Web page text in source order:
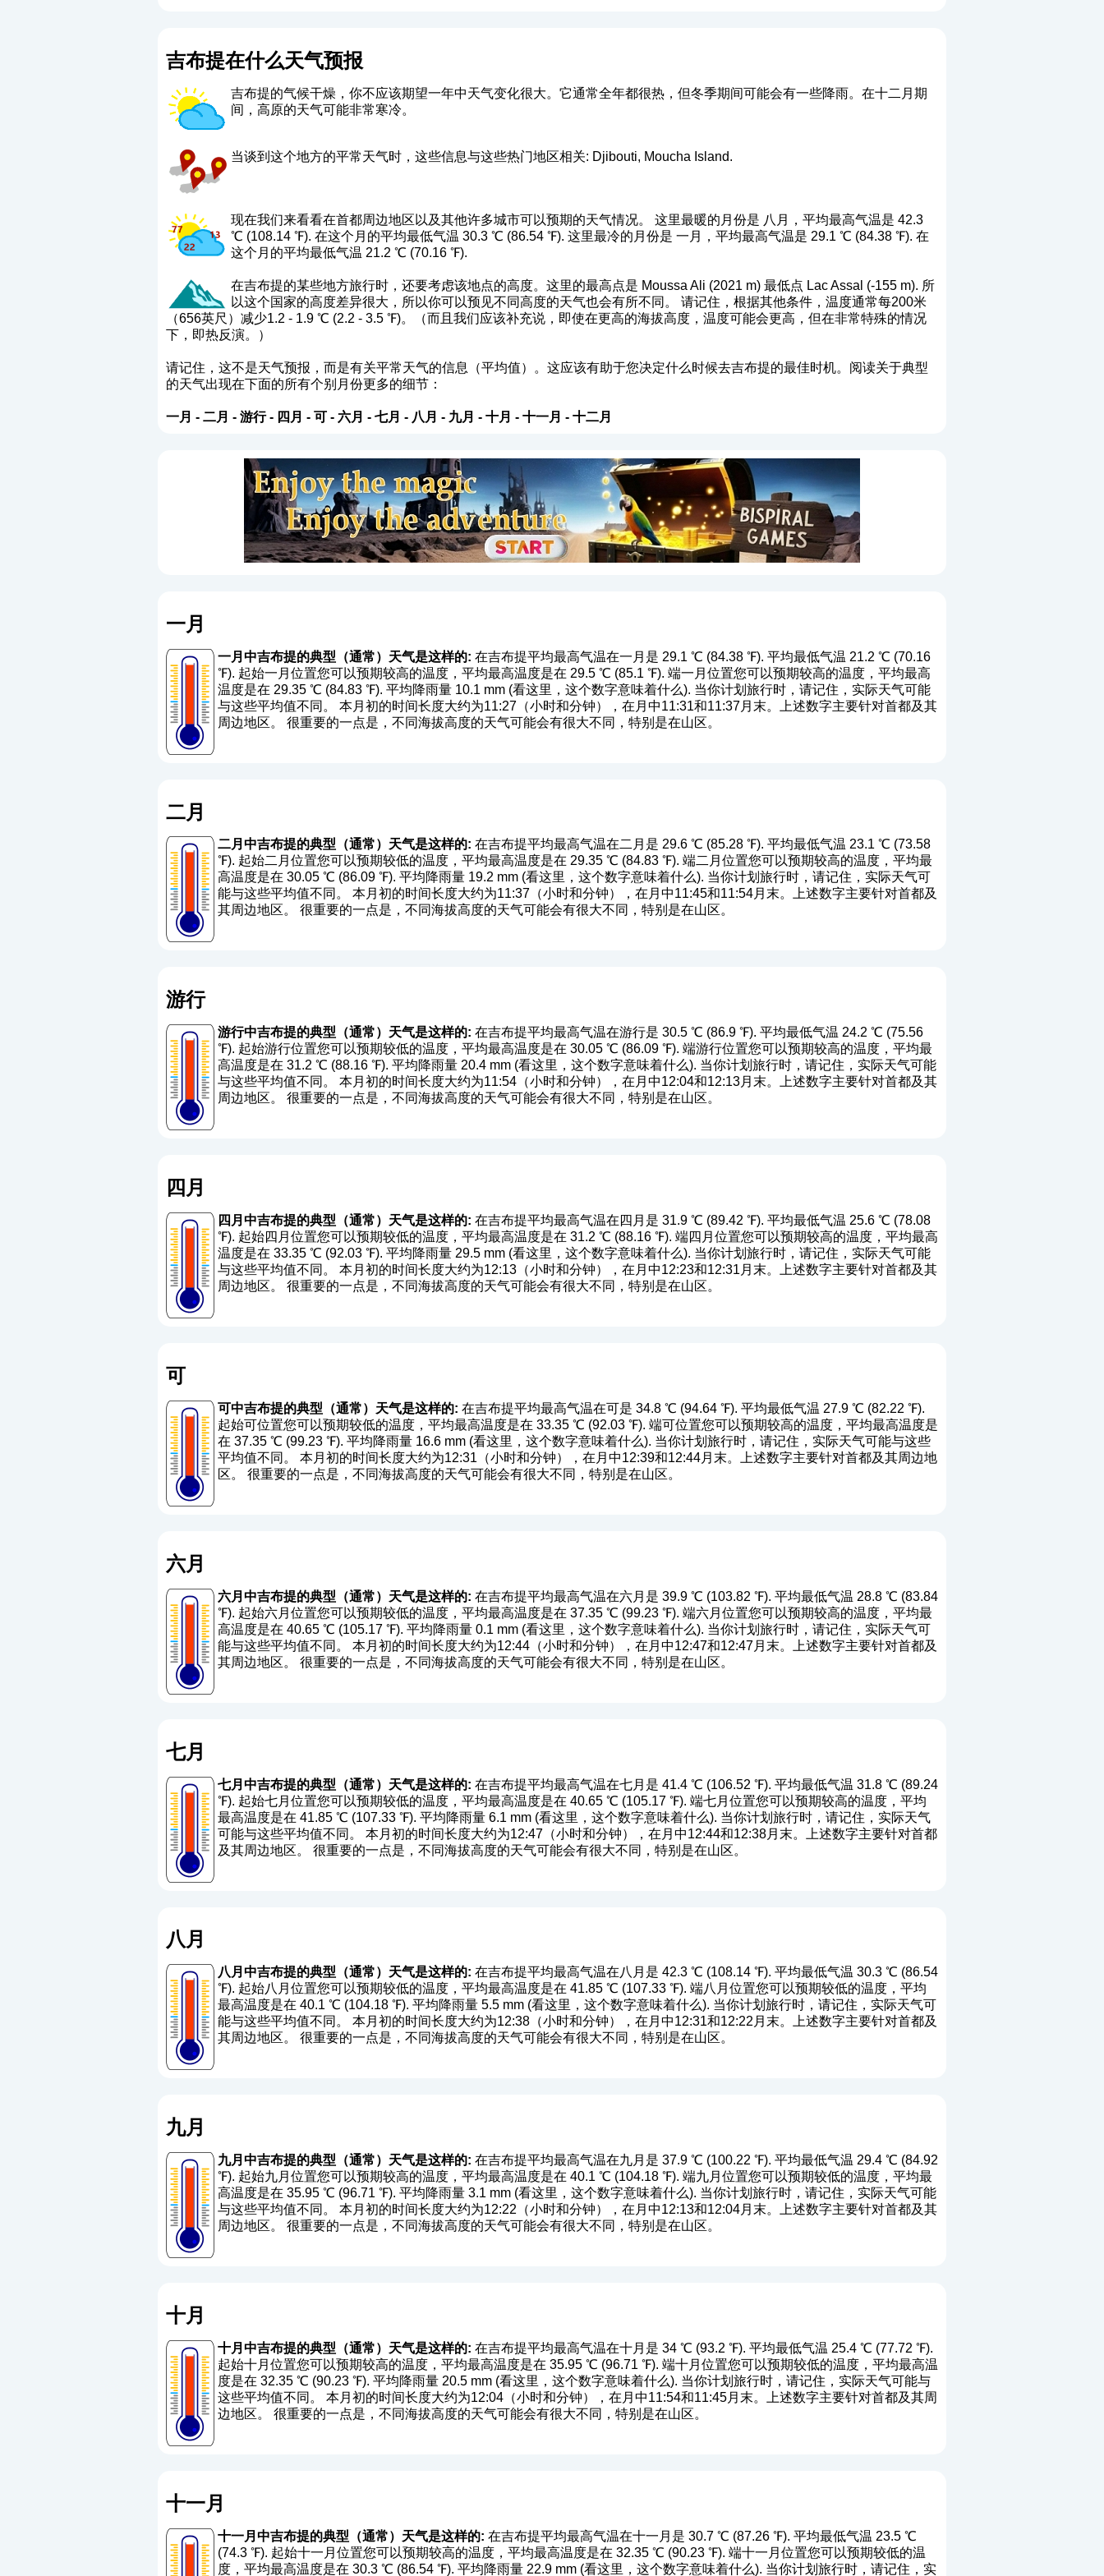
吉布提在什么天气预报
吉布提的气候干燥，你不应该期望一年中天气变化很大。它通常全年都很热，但冬季期间可能会有一些降雨。在十二月期
间，高原的天气可能非常寒冷。
当谈到这个地方的平常天气时，这些信息与这些热门地区相关: Djibouti, Moucha Island.
现在我们来看看在首都周边地区以及其他许多城市可以预期的天气情况。 这里最暖的月份是 八月，平均最高气温是 42.3
℃ (108.14 ℉). 在这个月的平均最低气温 30.3 ℃ (86.54 ℉). 这里最冷的月份是 一月，平均最高气温是 29.1 ℃ (84.38 ℉). 在
这个月的平均最低气温 21.2 ℃ (70.16 ℉).
在吉布提的某些地方旅行时，还要考虑该地点的高度。这里的最高点是 Moussa Ali (2021 m) 最低点 Lac Assal (-155 m). 所
以这个国家的高度差异很大，所以你可以预见不同高度的天气也会有所不同。 请记住，根据其他条件，温度通常每200米
（656英尺）减少1.2 - 1.9 ℃ (2.2 - 3.5 ℉)。（而且我们应该补充说，即使在更高的海拔高度，温度可能会更高，但在非常特殊的情况
下，即热反演。）
请记住，这不是天气预报，而是有关平常天气的信息（平均值）。这应该有助于您决定什么时候去吉布提的最佳时机。阅读关于典型
的天气出现在下面的所有个别月份更多的细节：
一月 - 二月 - 游行- 四月 - 可- 六月 - 七月 - 八月 - 九月 - 十月 - 十一月 - 十二月
一月
一月中吉布提的典型（通常）天气是这样的: 在吉布提平均最高气温在一月是 29.1 ℃ (84.38 ℉). 平均最低气温 21.2 ℃ (70.16
℉). 起始一月位置您可以预期较高的温度，平均最高温度是在 29.5 ℃ (85.1 ℉). 端一月位置您可以预期较高的温度，平均最高
温度是在 29.35 ℃ (84.83 ℉). 平均降雨量 10.1 mm (看这里，这个数字意味着什么). 当你计划旅行时，请记住，实际天气可能
与这些平均值不同。 本月初的时间长度大约为11:27（小时和分钟），在月中11:31和11:37月末。上述数字主要针对首都及其
周边地区。 很重要的一点是，不同海拔高度的天气可能会有很大不同，特别是在山区。
二月
二月中吉布提的典型（通常）天气是这样的: 在吉布提平均最高气温在二月是 29.6 ℃ (85.28 ℉). 平均最低气温 23.1 ℃ (73.58
℉). 起始二月位置您可以预期较低的温度，平均最高温度是在 29.35 ℃ (84.83 ℉). 端二月位置您可以预期较高的温度，平均最
高温度是在 30.05 ℃ (86.09 ℉). 平均降雨量 19.2 mm (看这里，这个数字意味着什么). 当你计划旅行时，请记住，实际天气可
能与这些平均值不同。 本月初的时间长度大约为11:37（小时和分钟），在月中11:45和11:54月末。上述数字主要针对首都及
其周边地区。 很重要的一点是，不同海拔高度的天气可能会有很大不同，特别是在山区。
游行
游行中吉布提的典型（通常）天气是这样的: 在吉布提平均最高气温在游行是 30.5 ℃ (86.9 ℉). 平均最低气温 24.2 ℃ (75.56
℉). 起始游行位置您可以预期较低的温度，平均最高温度是在 30.05 ℃ (86.09 ℉). 端游行位置您可以预期较高的温度，平均最
高温度是在 31.2 ℃ (88.16 ℉). 平均降雨量 20.4 mm (看这里，这个数字意味着什么). 当你计划旅行时，请记住，实际天气可能
与这些平均值不同。 本月初的时间长度大约为11:54（小时和分钟），在月中12:04和12:13月末。上述数字主要针对首都及其
周边地区。 很重要的一点是，不同海拔高度的天气可能会有很大不同，特别是在山区。
四月
四月中吉布提的典型（通常）天气是这样的: 在吉布提平均最高气温在四月是 31.9 ℃ (89.42 ℉). 平均最低气温 25.6 ℃ (78.08
℉). 起始四月位置您可以预期较低的温度，平均最高温度是在 31.2 ℃ (88.16 ℉). 端四月位置您可以预期较高的温度，平均最高
温度是在 33.35 ℃ (92.03 ℉). 平均降雨量 29.5 mm (看这里，这个数字意味着什么). 当你计划旅行时，请记住，实际天气可能
与这些平均值不同。 本月初的时间长度大约为12:13（小时和分钟），在月中12:23和12:31月末。上述数字主要针对首都及其
周边地区。 很重要的一点是，不同海拔高度的天气可能会有很大不同，特别是在山区。
可
可中吉布提的典型（通常）天气是这样的: 在吉布提平均最高气温在可是 34.8 ℃ (94.64 ℉). 平均最低气温 27.9 ℃ (82.22 ℉).
起始可位置您可以预期较低的温度，平均最高温度是在 33.35 ℃ (92.03 ℉). 端可位置您可以预期较高的温度，平均最高温度是
在 37.35 ℃ (99.23 ℉). 平均降雨量 16.6 mm (看这里，这个数字意味着什么). 当你计划旅行时，请记住，实际天气可能与这些
平均值不同。 本月初的时间长度大约为12:31（小时和分钟），在月中12:39和12:44月末。上述数字主要针对首都及其周边地
区。 很重要的一点是，不同海拔高度的天气可能会有很大不同，特别是在山区。
六月
六月中吉布提的典型（通常）天气是这样的: 在吉布提平均最高气温在六月是 39.9 ℃ (103.82 ℉). 平均最低气温 28.8 ℃ (83.84
℉). 起始六月位置您可以预期较低的温度，平均最高温度是在 37.35 ℃ (99.23 ℉). 端六月位置您可以预期较高的温度，平均最
高温度是在 40.65 ℃ (105.17 ℉). 平均降雨量 0.1 mm (看这里，这个数字意味着什么). 当你计划旅行时，请记住，实际天气可
能与这些平均值不同。 本月初的时间长度大约为12:44（小时和分钟），在月中12:47和12:47月末。上述数字主要针对首都及
其周边地区。 很重要的一点是，不同海拔高度的天气可能会有很大不同，特别是在山区。
七月
七月中吉布提的典型（通常）天气是这样的: 在吉布提平均最高气温在七月是 41.4 ℃ (106.52 ℉). 平均最低气温 31.8 ℃ (89.24
℉). 起始七月位置您可以预期较低的温度，平均最高温度是在 40.65 ℃ (105.17 ℉). 端七月位置您可以预期较高的温度，平均
最高温度是在 41.85 ℃ (107.33 ℉). 平均降雨量 6.1 mm (看这里，这个数字意味着什么). 当你计划旅行时，请记住，实际天气
可能与这些平均值不同。 本月初的时间长度大约为12:47（小时和分钟），在月中12:44和12:38月末。上述数字主要针对首都
及其周边地区。 很重要的一点是，不同海拔高度的天气可能会有很大不同，特别是在山区。
八月
八月中吉布提的典型（通常）天气是这样的: 在吉布提平均最高气温在八月是 42.3 ℃ (108.14 ℉). 平均最低气温 30.3 ℃ (86.54
℉). 起始八月位置您可以预期较低的温度，平均最高温度是在 41.85 ℃ (107.33 ℉). 端八月位置您可以预期较低的温度，平均
最高温度是在 40.1 ℃ (104.18 ℉). 平均降雨量 5.5 mm (看这里，这个数字意味着什么). 当你计划旅行时，请记住，实际天气可
能与这些平均值不同。 本月初的时间长度大约为12:38（小时和分钟），在月中12:31和12:22月末。上述数字主要针对首都及
其周边地区。 很重要的一点是，不同海拔高度的天气可能会有很大不同，特别是在山区。
九月
九月中吉布提的典型（通常）天气是这样的: 在吉布提平均最高气温在九月是 37.9 ℃ (100.22 ℉). 平均最低气温 29.4 ℃ (84.92
℉). 起始九月位置您可以预期较高的温度，平均最高温度是在 40.1 ℃ (104.18 ℉). 端九月位置您可以预期较低的温度，平均最
高温度是在 35.95 ℃ (96.71 ℉). 平均降雨量 3.1 mm (看这里，这个数字意味着什么). 当你计划旅行时，请记住，实际天气可能
与这些平均值不同。 本月初的时间长度大约为12:22（小时和分钟），在月中12:13和12:04月末。上述数字主要针对首都及其
周边地区。 很重要的一点是，不同海拔高度的天气可能会有很大不同，特别是在山区。
十月
十月中吉布提的典型（通常）天气是这样的: 在吉布提平均最高气温在十月是 34 ℃ (93.2 ℉). 平均最低气温 25.4 ℃ (77.72 ℉).
起始十月位置您可以预期较高的温度，平均最高温度是在 35.95 ℃ (96.71 ℉). 端十月位置您可以预期较低的温度，平均最高温
度是在 32.35 ℃ (90.23 ℉). 平均降雨量 20.5 mm (看这里，这个数字意味着什么). 当你计划旅行时，请记住，实际天气可能与
这些平均值不同。 本月初的时间长度大约为12:04（小时和分钟），在月中11:54和11:45月末。上述数字主要针对首都及其周
边地区。 很重要的一点是，不同海拔高度的天气可能会有很大不同，特别是在山区。
十一月
十一月中吉布提的典型（通常）天气是这样的: 在吉布提平均最高气温在十一月是 30.7 ℃ (87.26 ℉). 平均最低气温 23.5 ℃
(74.3 ℉). 起始十一月位置您可以预期较高的温度，平均最高温度是在 32.35 ℃ (90.23 ℉). 端十一月位置您可以预期较低的温
度，平均最高温度是在 30.3 ℃ (86.54 ℉). 平均降雨量 22.9 mm (看这里，这个数字意味着什么). 当你计划旅行时，请记住，实